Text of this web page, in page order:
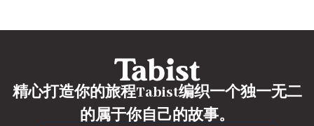
精心打造你的旅程Tabist编织一个独一无二
的属于你自己的故事。